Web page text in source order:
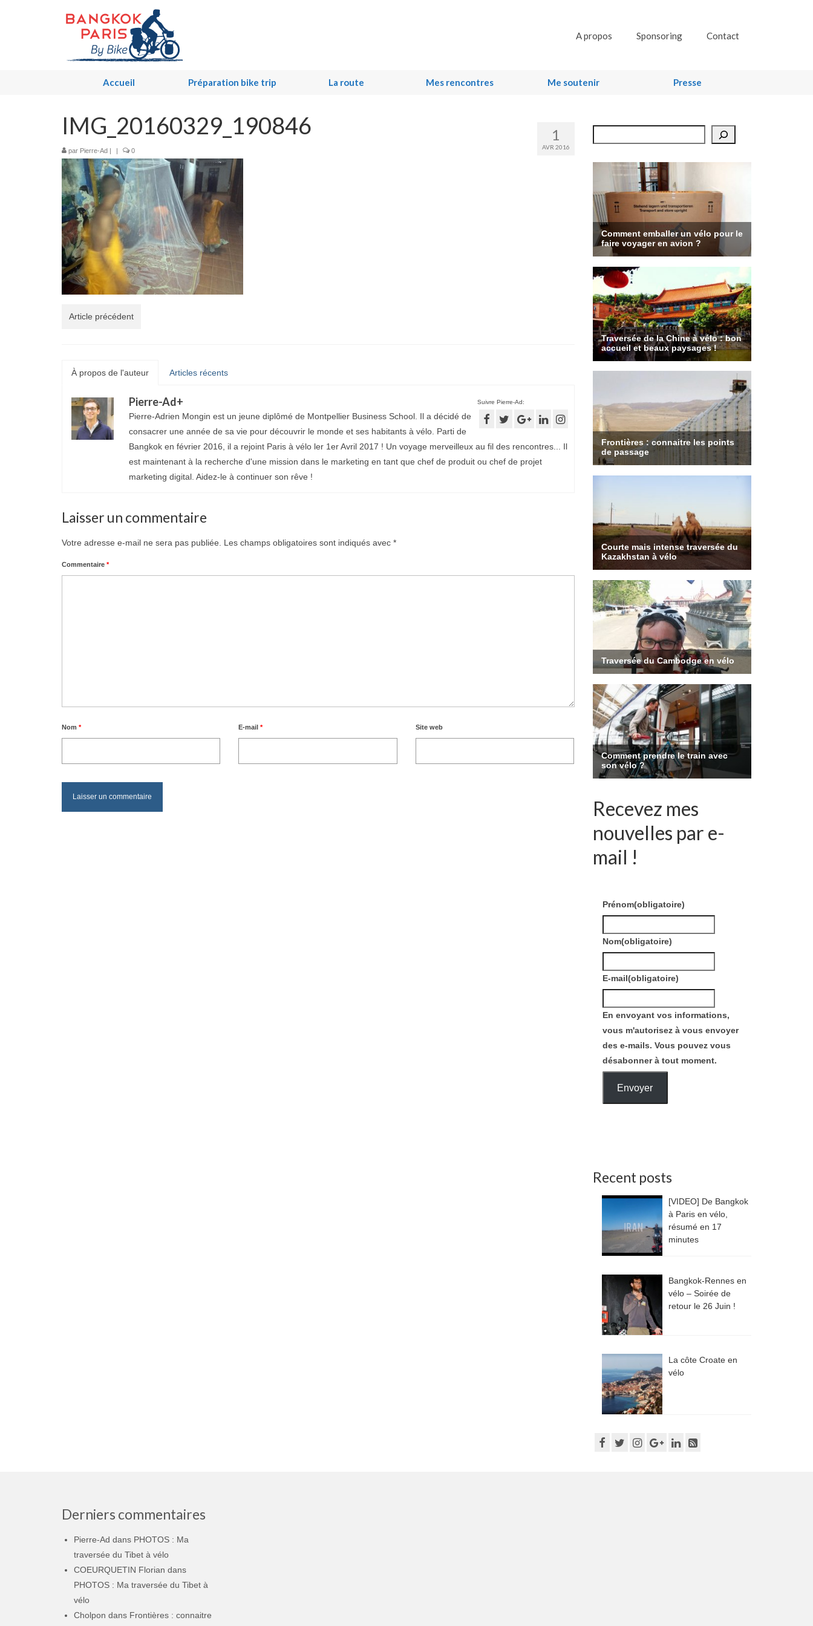
A propos Sponsoring Contact
Accueil Préparation bike trip La route Mes rencontres Me soutenir Presse
1
AVR 2016
IMG_20160329_190846
par Pierre-Ad | | 0
Article précédent
À propos de l'auteur Articles récents
Suivre Pierre-Ad:
Pierre-Ad+
Pierre-Adrien Mongin est un jeune diplômé de Montpellier Business School. Il a décidé de
consacrer une année de sa vie pour découvrir le monde et ses habitants à vélo. Parti de
Bangkok en février 2016, il a rejoint Paris à vélo ler 1er Avril 2017 ! Un voyage merveilleux au fil des rencontres... Il
est maintenant à la recherche d'une mission dans le marketing en tant que chef de produit ou chef de projet
marketing digital. Aidez-le à continuer son rêve !
Laisser un commentaire
Votre adresse e-mail ne sera pas publiée. Les champs obligatoires sont indiqués avec *
Commentaire *
Nom * E-mail* Site web
Recevez mes
nouvelles par e-
mail !
Prénom(obligatoire)
Nom(obligatoire)
E-mail(obligatoire)
En envoyant vos informations,
vous m'autorisez à vous envoyer
des e-mails. Vous pouvez vous
désabonner à tout moment.
Envoyer
Recent posts
[VIDEO] De Bangkok
à Paris en vélo,
résumé en 17
minutes
Bangkok-Rennes en
vélo – Soirée de
retour le 26 Juin !
La côte Croate en
vélo
Derniers commentaires
Pierre-Ad dans PHOTOS : Ma
traversée du Tibet à vélo
COEURQUETIN Florian dans
PHOTOS : Ma traversée du Tibet à
vélo
Cholpon dans Frontières : connaitre